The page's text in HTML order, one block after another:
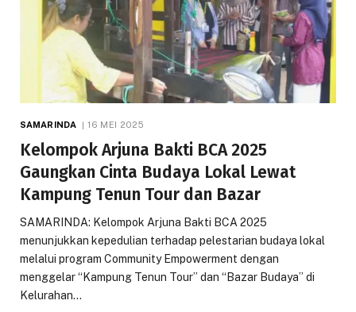
SAMARINDA 16 MEI 2025
Kelompok Arjuna Bakti BCA 2025
Gaungkan Cinta Budaya Lokal Lewat
Kampung Tenun Tour dan Bazar
SAMARINDA: Kelompok Arjuna Bakti BCA 2025
menunjukkan kepedulian terhadap pelestarian budaya lokal
melalui program Community Empowerment dengan
menggelar “Kampung Tenun Tour” dan “Bazar Budaya” di
Kelurahan…